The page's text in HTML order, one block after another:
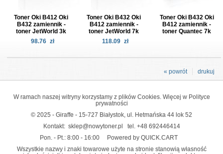
Toner Oki B412 Oki
B432 zamiennik -
toner JetWorld 3k
98.76 zł
Toner Oki B432 Oki
B412 zamiennik -
toner JetWorld 7k
118.09 zł
Toner Oki B432 Oki
B412 zamiennik -
toner Quantec 7k
drukuj
« powrót
W ramach naszej witryny korzystamy z plików Cookies. Więcej w Polityce
prywatności
© 2025 - Giraffe - 15-727 Białystok, ul. Hetmańska 44 lok 52
Kontakt: sklep@nowytoner.pl tel. +48 692446414
Pon. - Pt.: 8:00 - 16:00
Powered by QUICK.CART
Wszystkie nazwy i znaki towarowe użyte na stronie stanowią własność